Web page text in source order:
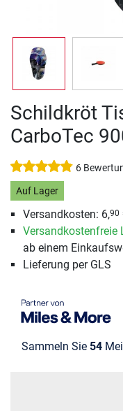
Schildkröt
CarboTec
6
Auf Lager
Versandkosten: 6,90
Versandkostenfreie
ab einem
Lieferung per GLS
Sammeln Sie 54